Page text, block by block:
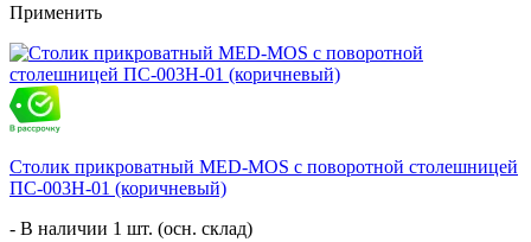
Применить
Столик прикроватный MED-MOS с поворотной столешницей
ПС-003Н-01 (коричневый)
- В наличии 1 шт. (осн. склад)